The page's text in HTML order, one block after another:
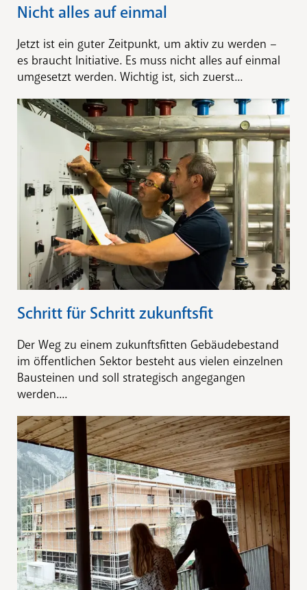
Nicht alles auf einmal
Jetzt ist ein guter Zeitpunkt, um aktiv zu werden –
es braucht Initiative. Es muss nicht alles auf einmal
umgesetzt werden. Wichtig ist, sich zuerst...
Schritt für Schritt zukunftsfit
Der Weg zu einem zukunftsfitten Gebäudebestand
im öffentlichen Sektor besteht aus vielen einzelnen
Bausteinen und soll strategisch angegangen
werden....